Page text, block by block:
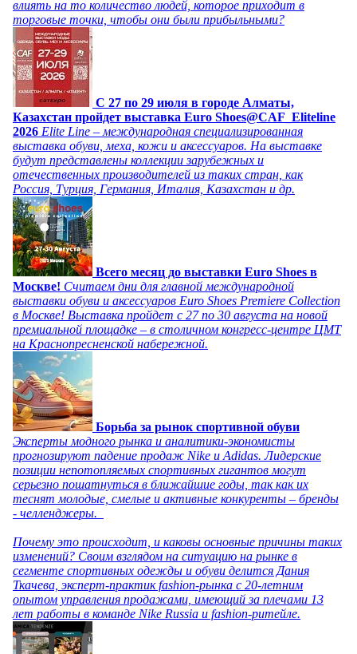
влиять на то количество людей, которое приходит в
торговые точки, чтобы они были прибыльными?
C 27 по 29 июля в городе Алматы,
Казахстан пройдет выставка Euro Shoes@CAF_Eliteline
2026 Elite Line – международная специализированная
выставка обуви, меха, кожи и аксессуаров. На выставке
будут представлены коллекции зарубежных и
отечественных производителей из таких стран, как
Россия, Турция, Германия, Италия, Казахстан и др.
Всего месяц до выставки Euro Shoes в
Москве! Считаем дни для главной международной
выставки обуви и аксессуаров Euro Shoes Premiere Collection
в Москве! Выставка пройдет с 27 по 30 августа на новой
премиальной площадке – в столичном конгресс-центре ЦМТ
на Краснопресненской набережной.
Борьба за рынок спортивной обуви
Эксперты модного рынка и аналитики-экономисты
прогнозируют падение продаж Nike и Adidas. Лидерские
позиции непотопляемых спортивных гигантов могут
серьезно пошатнуться в ближайшие годы, так как их
теснят молодые, смелые и активные конкуренты – бренды
- челленджеры.
Почему это происходит, и каковы основные причины таких
изменений? Своим взглядом на ситуацию на рынке в
сегменте спортивных одежды и обуви делится Дания
Ткачева, эксперт-практик fashion-рынка с 20-летним
опытом управления продажами, имеющий за плечами 13
лет работы в команде Nike Russia и fashion-ритейле.